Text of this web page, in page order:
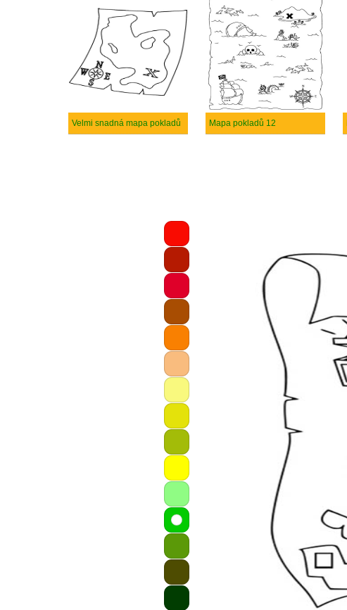
Velmi snadná mapa pokladů Mapa pokladů 12